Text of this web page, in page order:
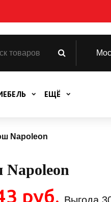
ЕЩЁ
Napoleon
руб.